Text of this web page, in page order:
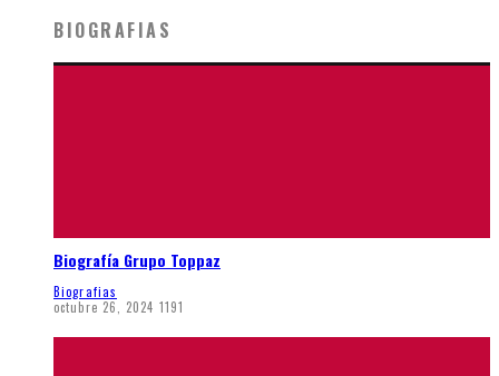
BIOGRAFIAS
Biografía Grupo Toppaz
Biografias
octubre 26, 2024 1191